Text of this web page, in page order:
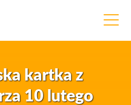
kartka z
10 lutego